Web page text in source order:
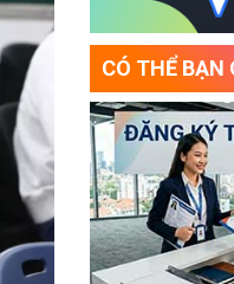
CÓ THỂ BẠN